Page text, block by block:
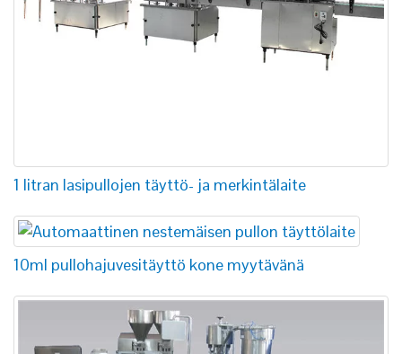
1 litran lasipullojen täyttö- ja merkintälaite
10ml pullohajuvesitäyttö kone myytävänä